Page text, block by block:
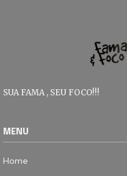
SUA FAMA , SEU FOCO!!!
MENU
Home